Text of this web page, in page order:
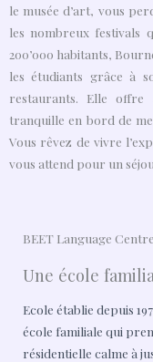
le musée d’art, vous
les nombreux festivals
200’000 habitants,
les étudiants grâce à
restaurants. Elle
tranquille en bord de
Vous rêvez de vivre
vous attend pour un
BEET Language Centre
Une école
Ecole établie depuis
école familiale qui
résidentielle calme à